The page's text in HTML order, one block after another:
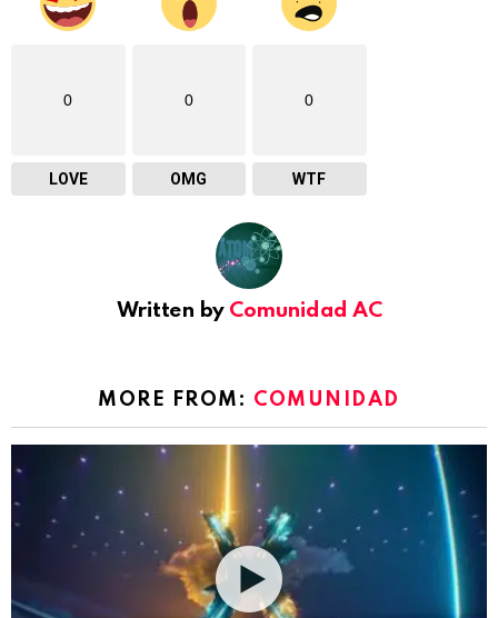
0
LOVE
0
OMG
0
WTF
Written by Comunidad AC
MORE FROM: COMUNIDAD